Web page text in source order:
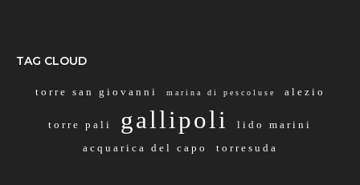
TAG CLOUD
torre san giovanni marina di pescoluse alezio
torre pali gallipoli
lido marini
acquarica del capo
torresuda